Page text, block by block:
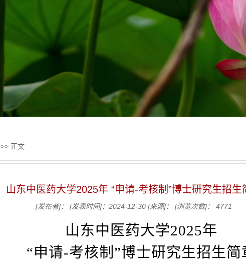
>> 正文
山东中医药大学2025年 “申请-考核制”博士研究生招生
[发布者]： [发表时间]：2024-12-30 [来源]： [浏览次数]： 4771
山东中医药大学2025年
“申请-考核制”博士研究生招生简